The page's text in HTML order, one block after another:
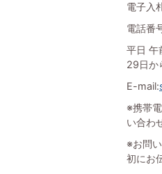
電子入
電話番
平日 午
29日か
E-mail:
※携帯
い合わ
※お問
初にお